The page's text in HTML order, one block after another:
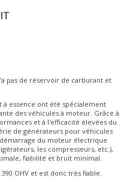
pas de réservoir de carburant et
à essence ont été spécialement
des véhicules à moteur. Grâce à
et à l'efficacité élevées du
de générateurs pour véhicules
du moteur électrique
les compresseurs, etc.),
fiabilité et bruit minimal.
OHV et est donc très fiable.